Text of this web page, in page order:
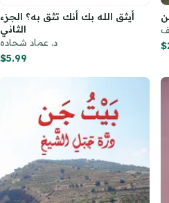
أيثق الله بك أنك تثق به؟ الجزء
الثاني
د. عماد شحاده
$5.99